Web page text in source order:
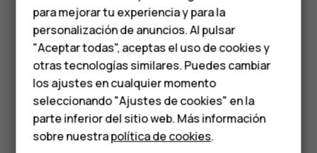
media
Teléfonos para
personas mayores
HMD Terra M
Comprar
Coloque dos dedos sobre un elemento, como un mapa,
una foto o una página web, y sepárelos o júntelos.
Bloquear la orientación de la pantalla
para mejorar tu experiencia y para la
personalización de anuncios. Al pulsar
"Aceptar todas", aceptas el uso de cookies y
otras tecnologías similares. Puedes cambiar
los ajustes en cualquier momento
seleccionando "Ajustes de cookies" en la
parte inferior del sitio web. Más información
sobre nuestrapolítica de cookies.